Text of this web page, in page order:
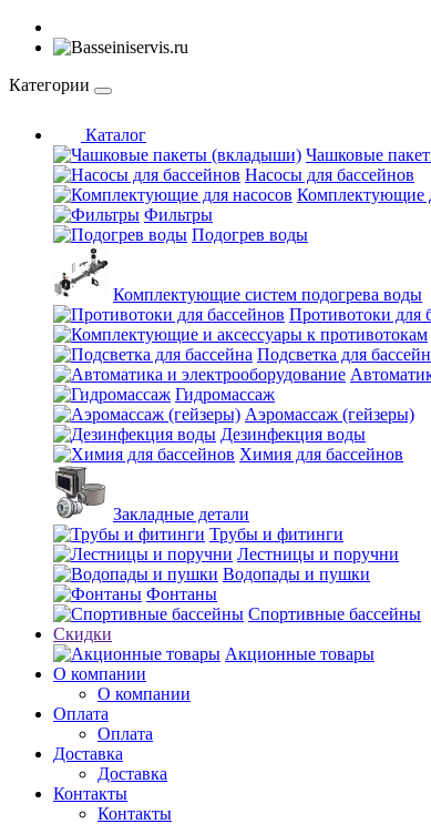
Категории
Каталог
Чашковые
Насосы для бассейнов
Комплектующие
Фильтры
Подогрев воды
Комплектующие систем подогрева воды
Противотоки для
Подсветка для
Гидромассаж
Аэромассаж (гейзеры)
Дезинфекция воды
Химия для бассейнов
Закладные детали
Трубы и фитинги
Лестницы и поручни
Водопады и пушки
Фонтаны
Спортивные бассейны
Скидки
Акционные товары
О компании
О компании
Оплата
Оплата
Доставка
Доставка
Контакты
Контакты